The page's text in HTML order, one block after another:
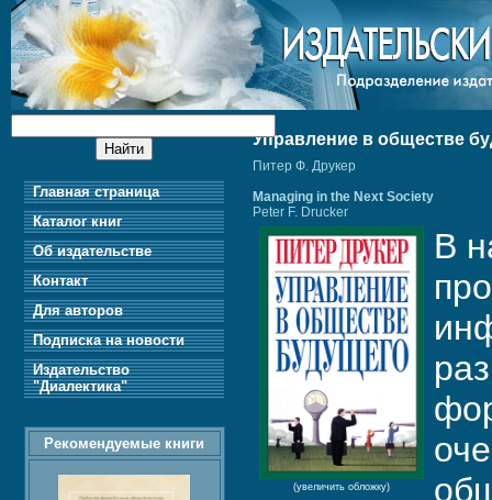
Управление в обществе
Питер Ф. Друкер
Managing in the Next Society
Peter F. Drucker
(увеличить обложку)
В
Главная страница
Каталог книг
Об издательстве
Контакт
Для авторов
Подписка на новости
Издательство
"Диалектика"
Рекомендуемые книги